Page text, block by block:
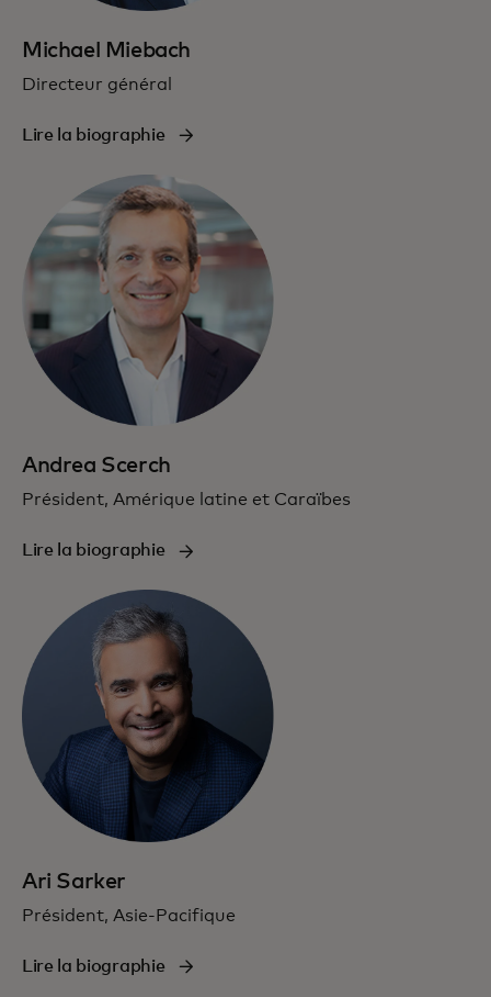
Michael Miebach
Directeur général
Lire la biographie
Andrea Scerch
Président, Amérique latine et Caraïbes
Lire la biographie
Ari Sarker
Président, Asie-Pacifique
Lire la biographie